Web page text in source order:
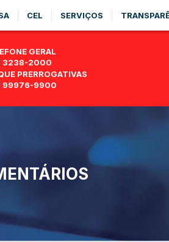
CEL SERVIÇOS
GERAL
3238-2000
PRERROGATIVAS
99976-9900